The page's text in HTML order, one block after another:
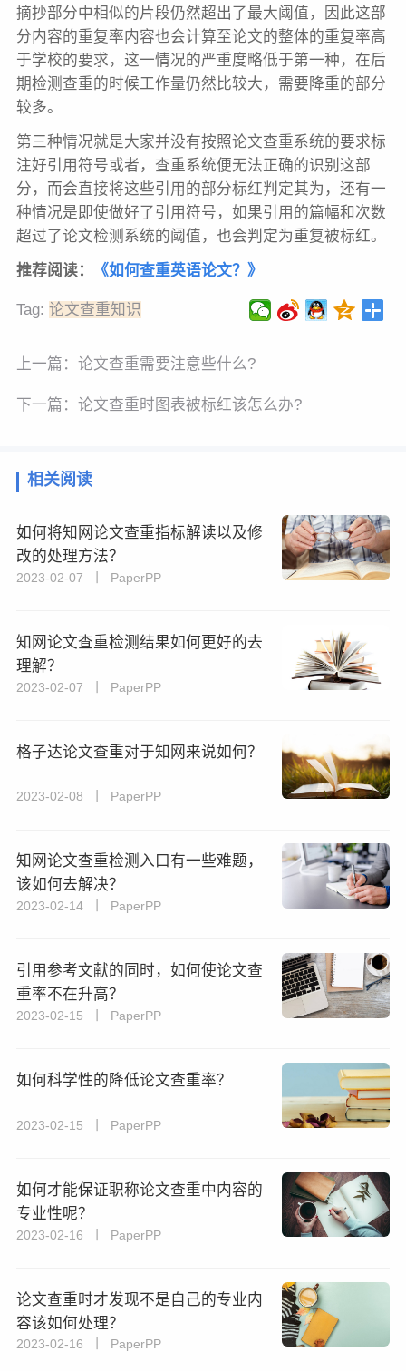
摘抄部分中相似的片段仍然超出了最大阈值，因此这部
分内容的重复率内容也会计算至论文的整体的重复率高
于学校的要求，这一情况的严重度略低于第一种，在后
期检测查重的时候工作量仍然比较大，需要降重的部分
较多。
第三种情况就是大家并没有按照论文查重系统的要求标
注好引用符号或者，查重系统便无法正确的识别这部
分，而会直接将这些引用的部分标红判定其为，还有一
种情况是即使做好了引用符号，如果引用的篇幅和次数
超过了论文检测系统的阈值，也会判定为重复被标红。
推荐阅读： 《如何查重英语论文？》
Tag: 论文查重知识
上一篇： 论文查重需要注意些什么?
下一篇： 论文查重时图表被标红该怎么办?
相关阅读
如何将知网论文查重指标解读以及修
改的处理方法？
2023-02-07 丨 PaperPP
知网论文查重检测结果如何更好的去
理解？
2023-02-07 丨 PaperPP
格子达论文查重对于知网来说如何？
2023-02-08 丨 PaperPP
知网论文查重检测入口有一些难题，
该如何去解决？
2023-02-14 丨 PaperPP
引用参考文献的同时，如何使论文查
重率不在升高？
2023-02-15 丨 PaperPP
如何科学性的降低论文查重率？
2023-02-15 丨 PaperPP
如何才能保证职称论文查重中内容的
专业性呢？
2023-02-16 丨 PaperPP
论文查重时才发现不是自己的专业内
容该如何处理？
2023-02-16 丨 PaperPP